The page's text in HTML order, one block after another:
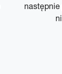
następnie